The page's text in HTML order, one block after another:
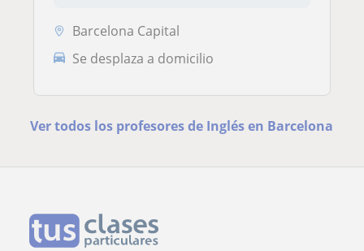
Barcelona Capital
Se desplaza a domicilio
Ver todos los profesores de Inglés en Barcelona